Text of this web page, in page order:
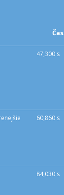
Čas
47,300 s
60,860 s
84,030 s